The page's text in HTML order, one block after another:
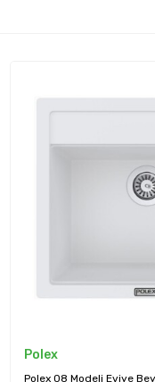
Polex
Polex 08 Modeli Eviye